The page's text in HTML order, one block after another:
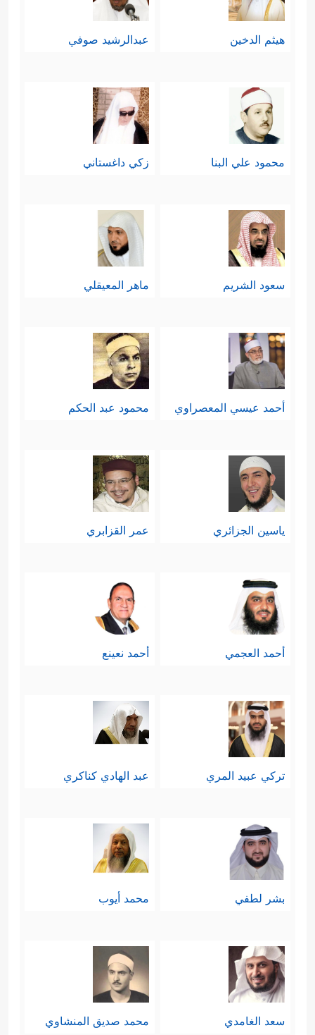
هيثم الدخين عبدالرشيد صوفي
محمود علي البنا زكي داغستاني
سعود الشريم ماهر المعيقلي
أحمد عيسي المعصراوي محمود عبد الحكم
ياسين الجزائري عمر القزابري
أحمد العجمي أحمد نعينع
تركي عبيد المري عبد الهادي كناكري
بشر لطفي محمد أيوب
سعد الغامدي محمد صديق المنشاوي